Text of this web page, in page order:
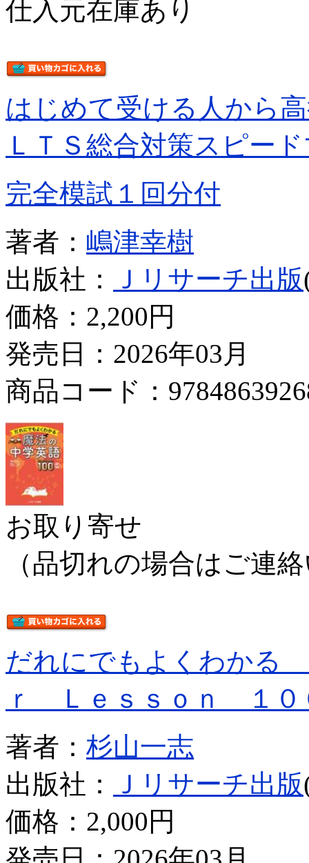
仕入元在庫あり
はじめて受ける人から
ＬＴＳ総合対策スピー
完全模試１回分付
著者： 嶋津幸樹
出版社：
Ｊリサーチ出版
価格： 2,200円
発売日：2026年03月
商品コード：
お取り寄せ
（品切れの場合はご連
だれにでもよくわか
ｒ Ｌｅｓｓｏｎ １０
著者： 杉山一志
出版社：
Ｊリサーチ出版
価格： 2,000円